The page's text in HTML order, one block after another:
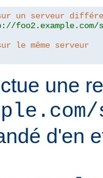
un serveur
foo2.example.com/
le même serveur
une
d'en